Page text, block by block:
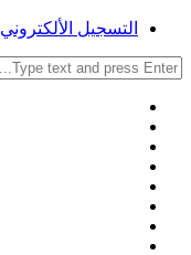
التسجيل الألكتروني